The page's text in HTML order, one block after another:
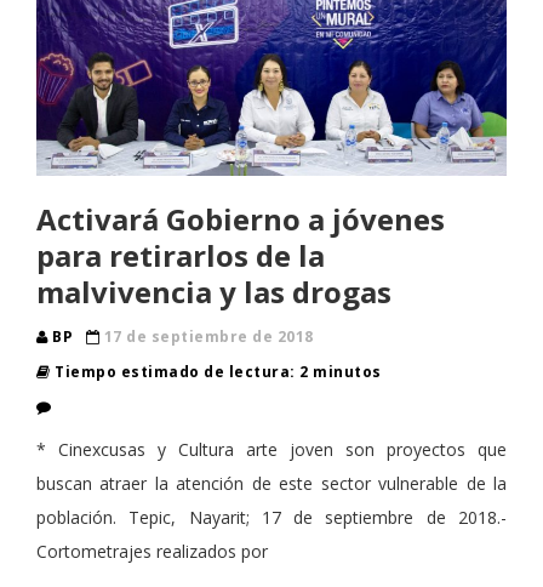
Activará Gobierno a jóvenes
para retirarlos de la
malvivencia y las drogas
BP
17 de septiembre de 2018
Tiempo estimado de lectura: 2 minutos
* Cinexcusas y Cultura arte joven son proyectos que
buscan atraer la atención de este sector vulnerable de la
población. Tepic, Nayarit; 17 de septiembre de 2018.-
Cortometrajes realizados por